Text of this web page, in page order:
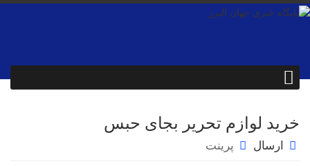
خرید لوازم تحریر بجای حبس
ارسال پرینت